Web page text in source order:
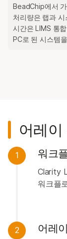
BeadChip에서
처리량은 랩과
시간은 LIMS 통
PC로 된 시스템
어레
1 워크
Clarity
워크플
2 어레